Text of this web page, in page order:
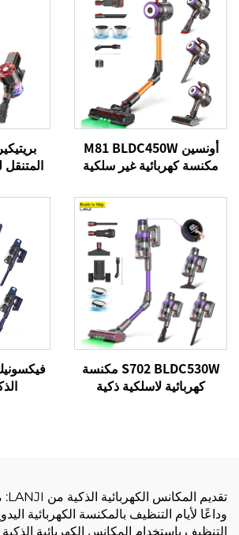
أونسين M81 BLDC450W
مكنسة كهربائية غير سلكية
S702 BLDC530W مكنسة
كهربائية لاسلكية ذكية
تقديم المكانس الكهربائية الذكية من LANJI: مستقبل التنظيف
وداعًا لأيام التنظيف بالمكنسة الكهربائية